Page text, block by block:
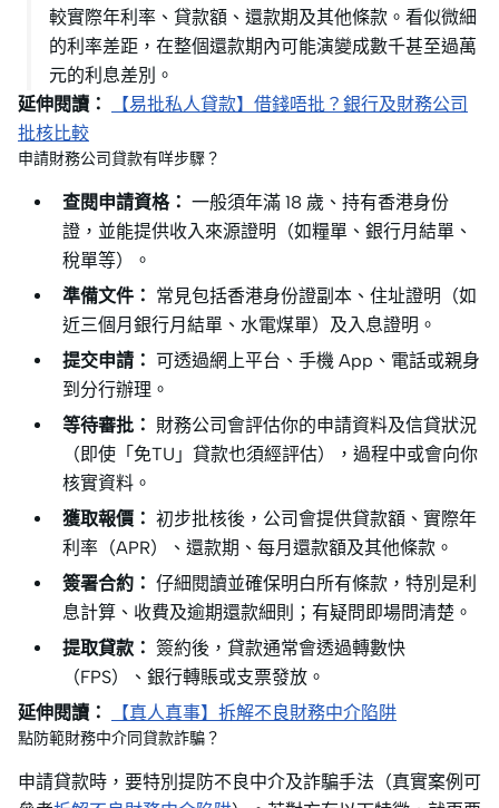
較實際年利率、貸款額、還款期及其他條款。看似微細
的利率差距，在整個還款期內可能演變成數千甚至過萬
元的利息差別。
延伸閱讀：
【易批私人貸款】借錢唔批？銀行及財務公司
批核比較
申請財務公司貸款有咩步驟？
查閱申請資格： 一般須年滿 18 歲、持有香港身份
證，並能提供收入來源證明（如糧單、銀行月結單、
稅單等）。
準備文件： 常見包括香港身份證副本、住址證明（如
近三個月銀行月結單、水電煤單）及入息證明。
提交申請： 可透過網上平台、手機 App、電話或親身
到分行辦理。
等待審批： 財務公司會評估你的申請資料及信貸狀況
（即使「免TU」貸款也須經評估），過程中或會向你
核實資料。
獲取報價： 初步批核後，公司會提供貸款額、實際年
利率（APR）、還款期、每月還款額及其他條款。
簽署合約： 仔細閱讀並確保明白所有條款，特別是利
息計算、收費及逾期還款細則；有疑問即場問清楚。
提取貸款： 簽約後，貸款通常會透過轉數快
（FPS）、銀行轉賬或支票發放。
延伸閱讀：
【真人真事】拆解不良財務中介陷阱
點防範財務中介同貸款詐騙？
申請貸款時，要特別提防不良中介及詐騙手法（真實案例可